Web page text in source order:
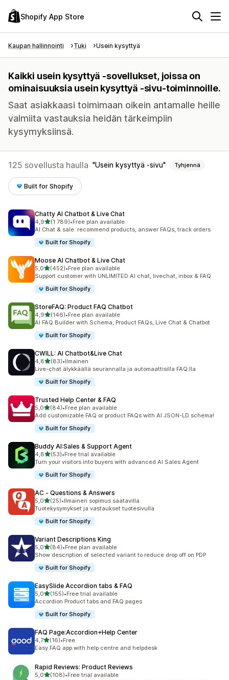
Shopify App Store
Kaupan hallinnointi Tuki Usein kysyttyä
Kaikki usein kysyttyä -sovellukset, joissa on
ominaisuuksia usein kysyttyä -sivu-toiminnoille.
Saat asiakkaasi toimimaan oikein antamalle heille
valmiita vastauksia heidän tärkeimpiin
kysymyksiinsä.
125 sovellusta haulla Usein kysyttyä -sivu Tyhjennä
Built for Shopify
Chatty AI Chatbot & Live Chat
4,9/ 5 tähteä
(1 789)
1789 arvostelua yhteensä
•Free plan available
AI Chat & sale: recommend products, answer FAQs, track orders
Built for Shopify
Moose AI Chatbot & Live Chat
5,0/ 5 tähteä
(452)
452 arvostelua yhteensä
•Free plan available
Support customer with UNLIMITED AI chat, livechat, inbox & FAQ
Built for Shopify
StoreFAQ: Product FAQ Chatbot
4,9/ 5 tähteä
(146)
146 arvostelua yhteensä
•Free plan available
AI FAQ Builder with Schema, Product FAQs, Live Chat & Chatbot
Built for Shopify
CWILL: AI Chatbot&Live Chat
4,8/ 5 tähteä
(83)
83 arvostelua yhteensä
•Ilmainen
Live-chat älykkäällä seurannalla ja automaattisilla FAQ:lla
Built for Shopify
Trusted Help Center & FAQ
5,0/ 5 tähteä
(84)
84 arvostelua yhteensä
•Free plan available
Add customizable FAQ or product FAQs with AI JSON-LD schema!
Built for Shopify
Buddy AI:Sales & Support Agent
4,8/ 5 tähteä
(53)
53 arvostelua yhteensä
•Free trial available
Turn your visitors into buyers with advanced AI Sales Agent
Built for Shopify
AC ‑ Questions & Answers
5,0/ 5 tähteä
(25)
25 arvostelua yhteensä
•Ilmainen sopimus saatavilla
Tuotekysymykset ja vastaukset tuotesivulla
Built for Shopify
Variant Descriptions King
5,0/ 5 tähteä
(84)
84 arvostelua yhteensä
•Free plan available
Show description of selected variant to reduce drop off on PDP
Built for Shopify
EasySlide Accordion tabs & FAQ
5,0/ 5 tähteä
(155)
155 arvostelua yhteensä
•Free trial available
Accordion Product tabs and FAQ pages
Built for Shopify
FAQ Page:Accordion+Help Center
4,7/ 5 tähteä
(16)
16 arvostelua yhteensä
•Free
Easy FAQ app with help centre and helpdesk
Rapid Reviews: Product Reviews
5,0/ 5 tähteä
(108)
108 arvostelua yhteensä
•Free trial available